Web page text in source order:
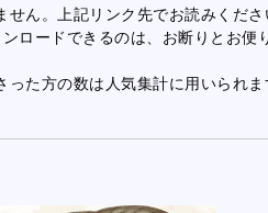
ん。上記リンク先でお読みくださ
ロードできるのは、お断りとお
た方の数は人気集計に用いられま